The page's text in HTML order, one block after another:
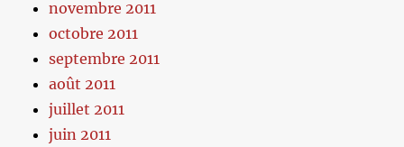
novembre 2011
octobre 2011
septembre 2011
août 2011
juillet 2011
juin 2011